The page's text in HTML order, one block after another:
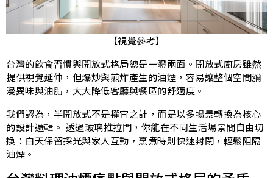
【視覺參考】
台灣的飲食習慣與開放式格局總是一體兩面。開放式廚房雖然
提供視覺延伸，但爆炒與煎炸產生的油煙，容易讓整個空間瀰
漫異味與油脂，大大降低客廳與餐區的舒適度。
我們認為，半開放式不是權宜之計，而是以多場景轉換為核心
的設計邏輯。 透過玻璃推拉門，你能在不同生活場景間自由切
換：白天保留採光與家人互動，烹煮時則快速封閉，輕鬆阻隔
油煙。